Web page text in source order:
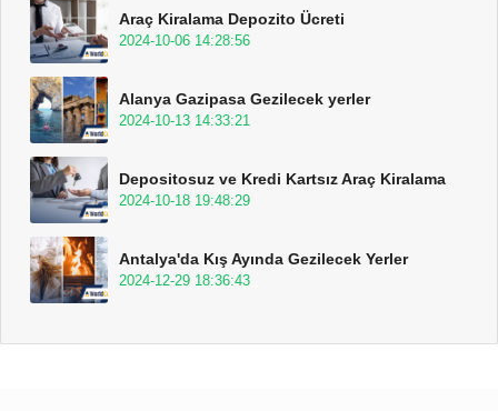
Araç Kiralama Depozito Ücreti
2024-10-06 14:28:56
Alanya Gazipasa Gezilecek yerler
2024-10-13 14:33:21
Depositosuz ve Kredi Kartsız Araç Kiralama
2024-10-18 19:48:29
Antalya'da Kış Ayında Gezilecek Yerler
2024-12-29 18:36:43